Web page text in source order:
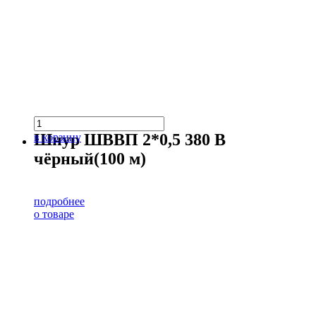
в корзину
Шнур ШВВП 2*0,5 380 В
чёрный(100 м)
подробнее
о товаре